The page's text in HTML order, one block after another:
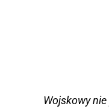
Wojskowy